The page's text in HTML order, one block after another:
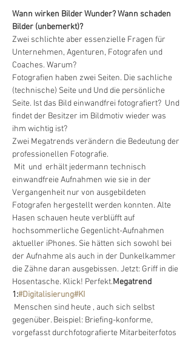
Wann wirken Bilder Wunder? Wann schaden
Bilder (unbemerkt)?
Zwei schlichte aber essenzielle Fragen für
Unternehmen, Agenturen, Fotografen und
Coaches. Warum?
Fotografien haben zwei Seiten. Die sachliche
(technische) Seite und Und die persönliche
Seite. Ist das Bild einwandfrei fotografiert?  Und
findet der Besitzer im Bildmotiv wieder was
ihm wichtig ist?
Zwei Megatrends verändern die Bedeutung der
professionellen Fotografie.
Mit und erhält jedermann technisch
einwandfreie Aufnahmen wie sie in der
Vergangenheit nur von ausgebildeten
Fotografen hergestellt werden konnten. Alte
Hasen schauen heute verblüfft auf
hochsommerliche Gegenlicht-Aufnahmen
aktueller iPhones. Sie hätten sich sowohl bei
der Aufnahme als auch in der Dunkelkammer
die Zähne daran ausgebissen. Jetzt: Griff in die
Hosentasche. Klick! Perfekt.Megatrend
1:#Digitalisierung#KI
Menschen sind heute , auch sich selbst
gegenüber. Beispiel: Briefing-konforme,
vorgefasst durchfotografierte Mitarbeiterfotos